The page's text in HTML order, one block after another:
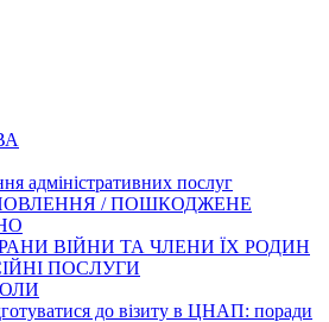
адміністративних послуг
/ ПОШКОДЖЕНЕ
ВІЙНИ ТА ЧЛЕНИ ЇХ РОДИН
ПОСЛУГИ
до візиту в ЦНАП: поради